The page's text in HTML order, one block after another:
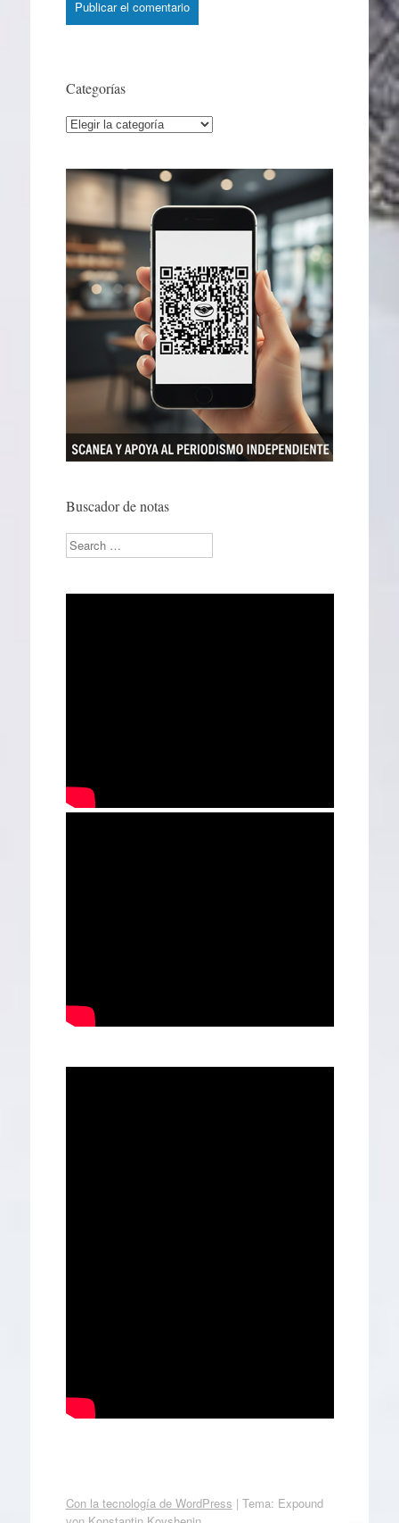
Categorías
Categorías
Buscador de notas
Search
Con la tecnología de WordPress | Tema: Expound